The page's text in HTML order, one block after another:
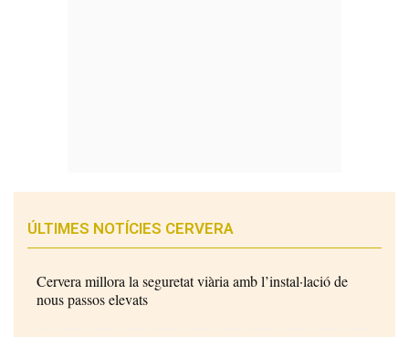
ÚLTIMES NOTÍCIES CERVERA
Cervera millora la seguretat viària amb l’instal·lació de
nous passos elevats